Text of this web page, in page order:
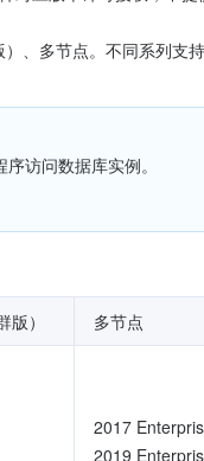
访问数据库实例。
） 多节点
2017
2019